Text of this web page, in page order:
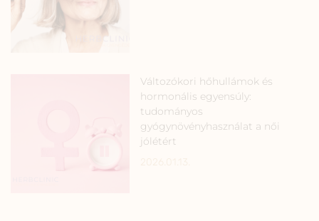
Változókori hőhullámok és
hormonális egyensúly:
tudományos
gyógynövényhasználat a női
jólétért